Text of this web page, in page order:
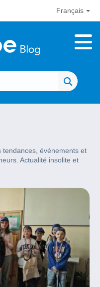
Français
tendances, événements et
Actualité insolite et